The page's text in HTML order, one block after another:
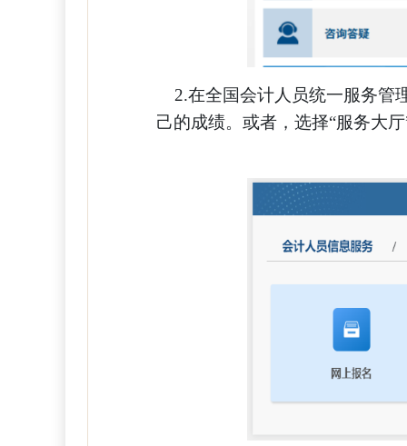
2.在全国会计人员统一服务管
己的成绩。或者，选择“服务大厅